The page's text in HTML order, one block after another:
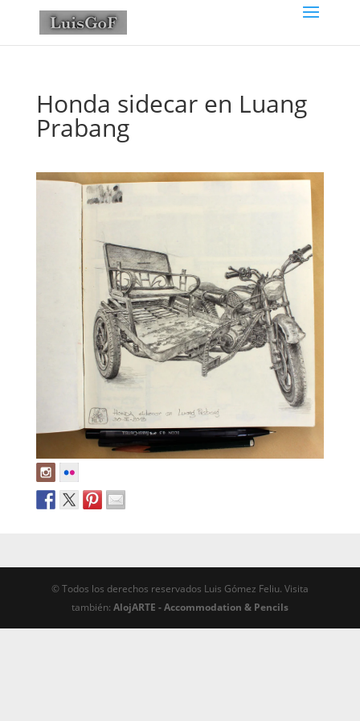
Honda sidecar en Luang
Prabang
© Todos los derechos reservados Luis Gómez Feliu. Visita
también: AlojARTE - Accommodation & Pencils